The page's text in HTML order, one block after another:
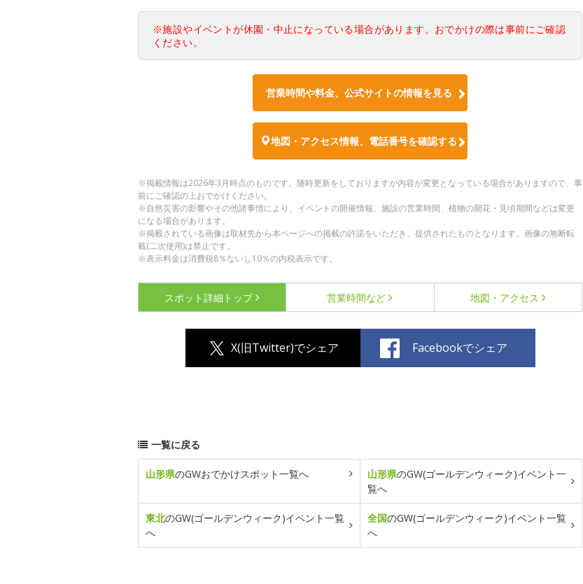
※施設やイベントが休園・中止になっている場合があります。おでかけの際は事前にご確認
ください。
営業時間や料金、公式サイトの情報を見る
地図・アクセス情報、電話番号を確認する
※掲載情報は2026年3月時点のものです。随時更新をしておりますが内容が変更となっている場合がありますので、事
前にご確認の上おでかけください。
※自然災害の影響やその他諸事情により、イベントの開催情報、施設の営業時間、植物の開花・見頃期間などは変更
になる場合があります。
※掲載されている画像は取材先から本ページへの掲載の許諾をいただき、提供されたものとなります。画像の無断転
載(二次使用)は禁止です。
※表示料金は消費税8％ないし10％の内税表示です。
スポット詳細 トップ 営業時間など 地図・アクセス
X(旧Twitter)でシェア Facebookでシェア
一覧に戻る
山形県のGWおでかけスポット一覧へ 山形県のGW(ゴールデンウィーク)イベント一
覧へ
東北のGW(ゴールデンウィーク)イベント一覧
へ
全国のGW(ゴールデンウィーク)イベント一覧
へ